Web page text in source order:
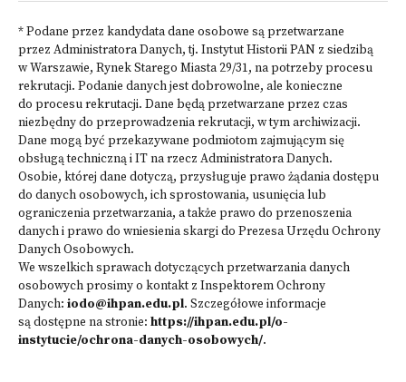
* Podane przez kandydata dane osobowe są przetwarzane
przez Administratora Danych, tj. Instytut Historii PAN z siedzibą
w Warszawie, Rynek Starego Miasta 29/31, na potrzeby procesu
rekrutacji. Podanie danych jest dobrowolne, ale konieczne
do procesu rekrutacji. Dane będą przetwarzane przez czas
niezbędny do przeprowadzenia rekrutacji, w tym archiwizacji.
Dane mogą być przekazywane podmiotom zajmującym się
obsługą techniczną i IT na rzecz Administratora Danych.
Osobie, której dane dotyczą, przysługuje prawo żądania dostępu
do danych osobowych, ich sprostowania, usunięcia lub
ograniczenia przetwarzania, a także prawo do przenoszenia
danych i prawo do wniesienia skargi do Prezesa Urzędu Ochrony
Danych Osobowych.
We wszelkich sprawach dotyczących przetwarzania danych
osobowych prosimy o kontakt z Inspektorem Ochrony
Danych: iodo@ihpan.edu.pl. Szczegółowe informacje
są dostępne na stronie: https://ihpan.edu.pl/o-
instytucie/ochrona-danych-osobowych/.